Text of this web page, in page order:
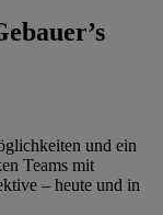
und ein
Teams mit
– heute und in